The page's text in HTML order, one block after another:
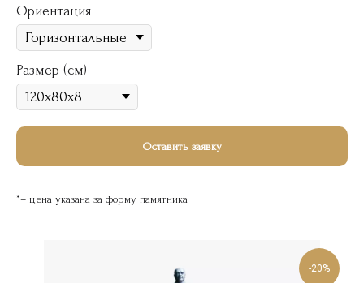
Ориентация
Размер (см)
Оставить заявку
*– цена указана за форму памятника
-20%